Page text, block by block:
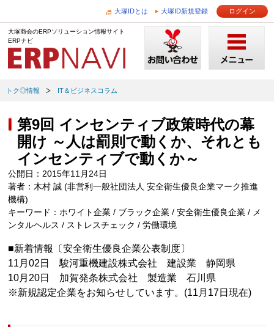
大塚IDとは 大塚ID新規登録 ログイン
大塚商会のERPソリューション情報サイト
ERPナビ
トク◎情報 IT＆ビジネスコラム
第9回 インセンティブ政策時代の幕
開け ～人は罰則で動くか、それとも
インセンティブで動くか～
公開日：2015年11月24日
著者：木村 誠 (非営利一般社団法人 安全衛生優良企業マーク推進
機構)
キーワード：ホワイト企業 / ブラック企業 / 安全衛生優良企業 / メ
ンタルヘルス / ストレスチェック / 労働環境
■新着情報〔安全衛生優良企業公表制度〕
11月02日 駿河重機建設株式会社 建設業 静岡県
10月20日 加賀発条株式会社 製造業 石川県
※新規認定企業をお知らせしています。(11月17日現在)